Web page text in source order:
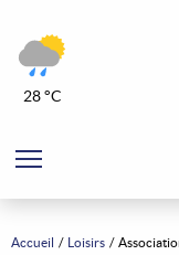
28 °C
Accueil Loisirs